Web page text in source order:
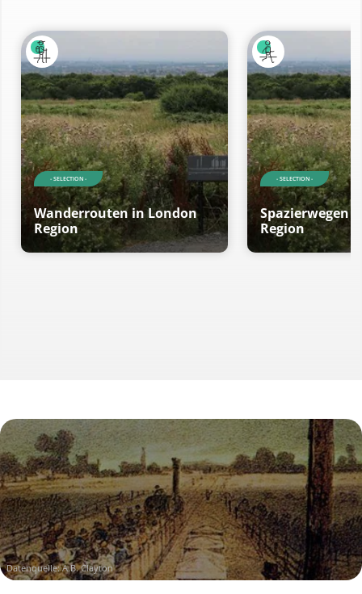
- SELECTION -
Wanderrouten in London
Region
- SELECTION -
Spazierwegen
Region
Datenquelle:A.B. Clayton